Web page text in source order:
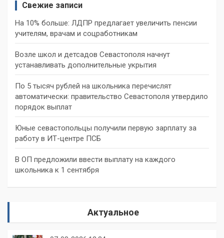
Свежие записи
На 10% больше: ЛДПР предлагает увеличить пенсии
учителям, врачам и соцработникам
Возле школ и детсадов Севастополя начнут
устанавливать дополнительные укрытия
По 5 тысяч рублей на школьника перечислят
автоматически: правительство Севастополя утвердило
порядок выплат
Юные севастопольцы получили первую зарплату за
работу в ИТ-центре ПСБ
В ОП предложили ввести выплату на каждого
школьника к 1 сентября
Актуальное